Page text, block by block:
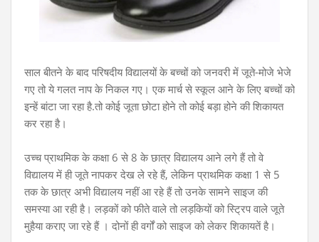
साल बीतने के बाद परिषदीय विद्यालयों के बच्चों को जनवरी में जूते-मोजे भेजे
गए तो ये गलत नाप के निकल गए। एक मार्च से स्कूल आने के लिए बच्चों को
इन्हें बांटा जा रहा है.तो कोई जूता छोटा होने तो कोई बड़ा होने की शिकायत
कर रहा है।
उच्च प्राथमिक के कक्षा 6 से 8 के छात्र विद्यालय आने लगे हैं तो वे
विद्यालय में ही जूते नापकर देख ले रहे हैं, लेकिन प्राथमिक कक्षा 1 से 5
तक के छात्र अभी विद्यालय नहीं आ रहे हैं तो उनके सामने साइज की
समस्या आ रही है। लड़कों को फीते वाले तो लड़कियों को स्ट्रिप वाले जूते
मुहैया कराए जा रहे हैं । दोनों ही वर्गों को साइज को लेकर शिकायतें है।